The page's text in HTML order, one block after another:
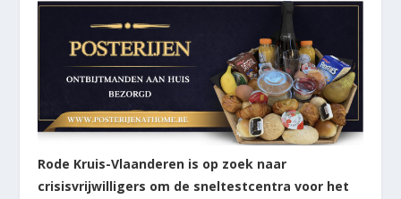
Rode Kruis-Vlaanderen is op zoek naar
crisisvrijwilligers om de sneltestcentra voor het